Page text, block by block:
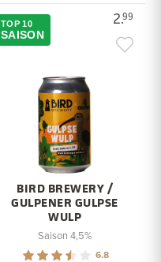
2.99
TOP 10
SAISON
BIRD BREWERY /
GULPENER GULPSE
WULP
Saison 4,5%
6.8